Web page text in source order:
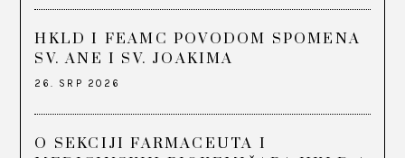
HKLD I FEAMC POVODOM SPOMENA
SV. ANE I SV. JOAKIMA
26. SRP 2026
O SEKCIJI FARMACEUTA I